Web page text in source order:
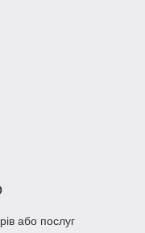
або послуг